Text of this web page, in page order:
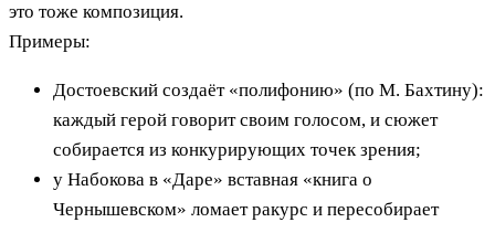
это тоже композиция.
Примеры:
Достоевский создаёт «полифонию» (по М. Бахтину):
каждый герой говорит своим голосом, и сюжет
собирается из конкурирующих точек зрения;
у Набокова в «Даре» вставная «книга о
Чернышевском» ломает ракурс и пересобирает